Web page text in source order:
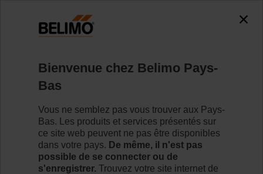
H6020X6P3-S2+LV24A-SR-TPC
Pour en savoir plus
Bienvenue chez Belimo Pays-
Bas
Vous ne semblez pas vous trouver aux Pays-
Bas. Les produits et services présentés sur
ce site web peuvent ne pas être disponibles
dans votre pays. De même, il n'est pas
possible de se connecter ou de
s'enregistrer. Trouvez votre site internet de